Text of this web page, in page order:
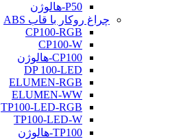
P50-هالوژن
چراغ روکار با قاب ABS
CP100-RGB
CP100-W
CP100-هالوژن
DP 100-LED
ELUMEN-RGB
ELUMEN-WW
TP100-LED-RGB
TP100-LED-W
TP100-هالوژن